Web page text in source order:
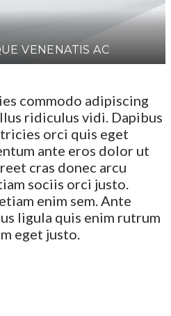
VENENATIS AC
commodo adipiscing
ridiculus vidi. Dapibus
orci quis eget
ante eros dolor ut
cras donec arcu
sociis orci justo.
enim sem. Ante
ligula quis enim rutrum
eget justo.